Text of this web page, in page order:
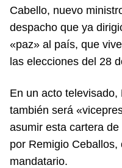
Cabello, nuevo
despacho que ya
«paz» al país, que
las elecciones del 28
En un acto
también será
asumir esta cartera
por Remigio
mandatario.